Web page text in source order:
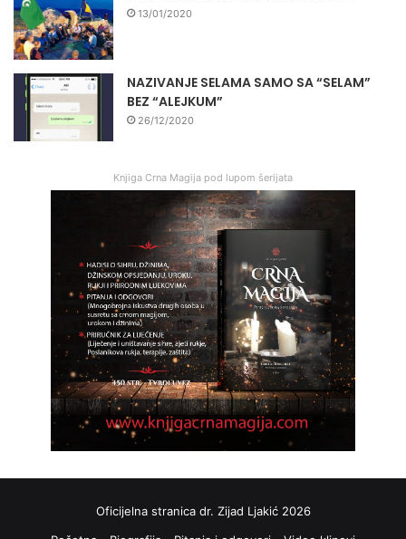
13/01/2020
NAZIVANJE SELAMA SAMO SA “SELAM”
BEZ “ALEJKUM”
26/12/2020
Knjiga Crna Magija pod lupom šerijata
Oficijelna stranica dr. Zijad Ljakić 2026